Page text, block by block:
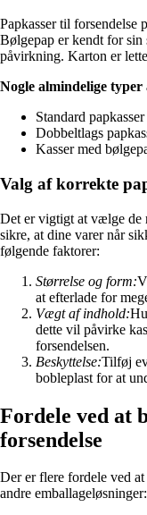
Papkasser til forsendelse
Bølgepap er kendt for
påvirkning. Karton er
Nogle almindelige
Standard
Dobbeltlags
Kasser med
Valg af korrekte
Det er vigtigt at vælge de
sikre, at dine varer når
følgende faktorer:
Størrelse og form:
at efterlade for
Vægt af indhold:
dette vil påvirke
forsendelsen.
Beskyttelse:Tilføj
bobleplast for at
Fordele ved at
forsendelse
Der er flere fordele ved
andre emballageløsninger: